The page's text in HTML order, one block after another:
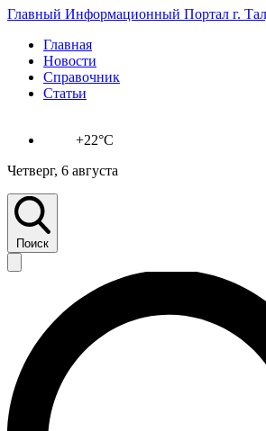
Главный Информационный Портал г.
Главная
Новости
Справочник
Статьи
+22°C
Четверг, 6 августа
Поиск